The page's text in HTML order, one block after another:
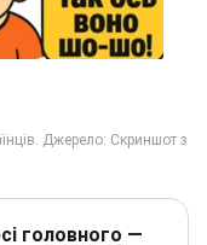
головного —